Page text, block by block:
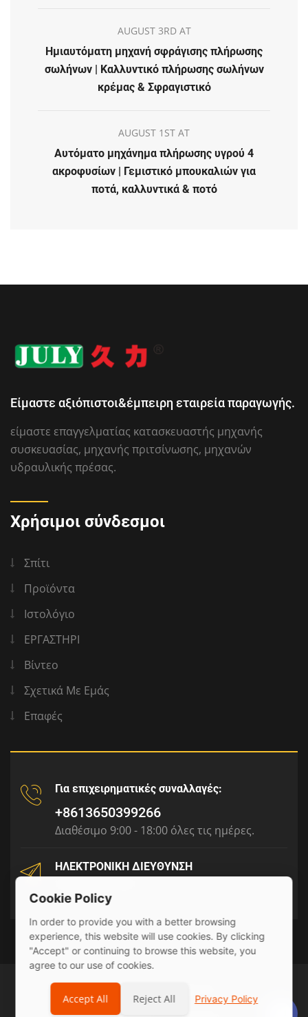
AUGUST 3RD AT
Ημιαυτόματη μηχανή σφράγισης πλήρωσης
σωλήνων | Καλλυντικό πλήρωσης σωλήνων
κρέμας & Σφραγιστικό
AUGUST 1ST AT
Αυτόματο μηχάνημα πλήρωσης υγρού 4
ακροφυσίων | Γεμιστικό μπουκαλιών για
ποτά, καλλυντικά & ποτό
Είμαστε αξιόπιστοι&έμπειρη εταιρεία παραγωγής.
είμαστε επαγγελματίας κατασκευαστής μηχανής
συσκευασίας, μηχανής πριτσίνωσης, μηχανών
υδραυλικής πρέσας.
Χρήσιμοι σύνδεσμοι
Σπίτι
Προϊόντα
Ιστολόγιο
ΕΡΓΑΣΤΗΡΙ
Βίντεο
Σχετικά Με Εμάς
Επαφές
Για επιχειρηματικές συναλλαγές:
+8613650399266
Διαθέσιμο 9:00 - 18:00 όλες τις ημέρες.
ΗΛΕΚΤΡΟΝΙΚΗ ΔΙΕΥΘΥΝΣΗ
© 2026 Julyr Industrial Ltd
Cookie Policy
In order to provide you with a better browsing
experience, this website will use cookies. By clicking
"Accept" or continuing to browse this website, you
agree to our use of cookies.
Accept All Reject All Privacy Policy